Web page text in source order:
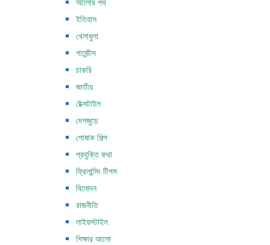
আলোর পথ
ইতিহাস
খেলাধুলা
গার্মেন্টস
চাকরি
জাতীয়
টেক্সটাইল
দেশজুড়ে
পোষাক শিল্প
প্রযুক্তি কথা
ফ্রিলান্সিং টিপস
বিনোদন
রাজনীতি
লাইফস্টাইল
শিক্ষার আলো